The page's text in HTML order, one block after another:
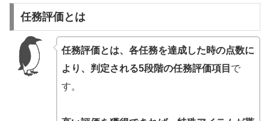
任務評価とは
任務評価とは、各任務を達成した時の点数に
より、判定される5段階の任務評価項目 で
す。